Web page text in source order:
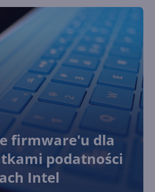
firmware'u dla
podatności
Intel